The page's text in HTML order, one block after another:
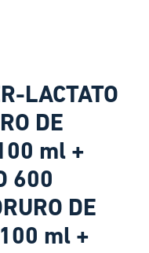
LACTATO
DE
ml +
600
DE
ml +